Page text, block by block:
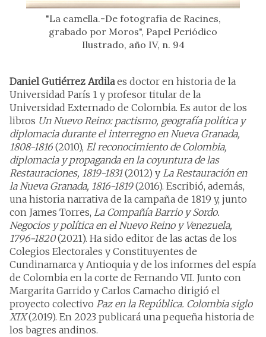
"La camella.-De fotografía de Racines,
grabado por Moros", Papel Periódico
Ilustrado, año IV, n. 94
Daniel Gutiérrez Ardilaes doctor en historia de la
Universidad París 1 y profesor titular de la
Universidad Externado de Colombia. Es autor de los
libros Un Nuevo Reino: pactismo, geografía política y
diplomacia durante el interregno en Nueva Granada,
1808-1816(2010), El reconocimiento de Colombia,
diplomacia y propaganda en la coyuntura de las
Restauraciones, 1819-1831(2012) y La Restauración en
la Nueva Granada, 1816-1819(2016). Escribió, además,
una historia narrativa de la campaña de 1819 y, junto
con James Torres, La Compañía Barrio y Sordo.
Negocios y política en el Nuevo Reino y Venezuela,
1796-1820(2021). Ha sido editor de las actas de los
Colegios Electorales y Constituyentes de
Cundinamarca y Antioquia y de los informes del espía
de Colombia en la corte de Fernando VII. Junto con
Margarita Garrido y Carlos Camacho dirigió el
proyecto colectivo Paz en la República. Colombia siglo
XIX(2019). En 2023 publicará una pequeña historia de
los bagres andinos.